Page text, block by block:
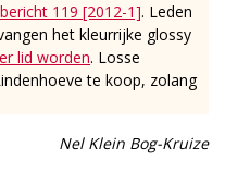
119 [2012-1]. Leden
het kleurrijke glossy
lid worden. Losse
te koop, zolang
Nel Klein Bog-Kruize